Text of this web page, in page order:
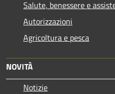
Salute, benessere e
Autorizzazioni
Agricoltura e pesca
NOVITÀ
Notizie